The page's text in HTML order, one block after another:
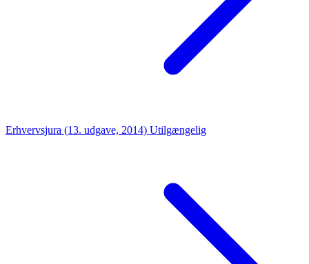
Erhvervsjura (13. udgave, 2014) Utilgængelig